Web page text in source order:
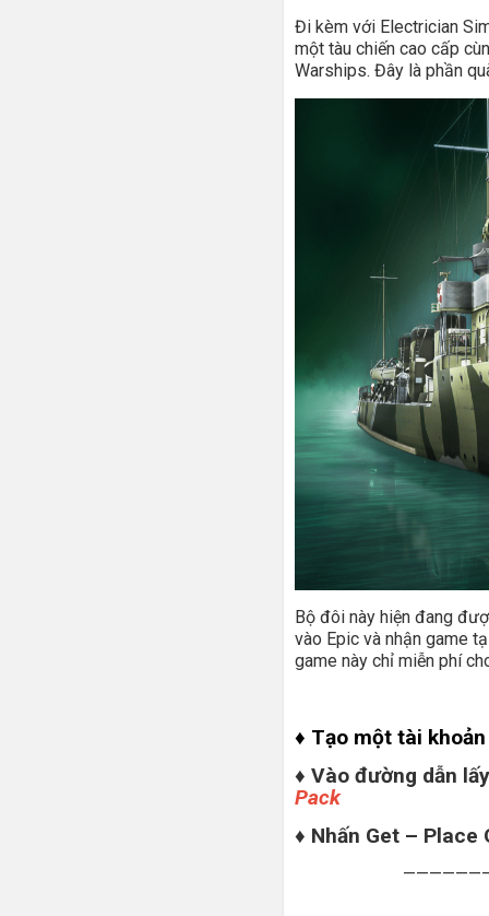
Đi kèm với Electrician
một tàu chiến cao cấp
Warships. Đây là phần
Bộ đôi này hiện đang
vào Epic và nhận game
game này chỉ miễn phí
♦ Tạo một tài
♦ Vào đường dẫn
Pack
♦ Nhấn Get – Place